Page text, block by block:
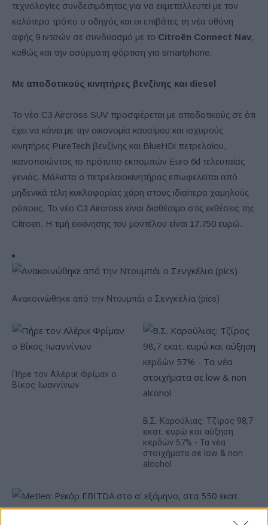
τεχνολογίες συνδεσιμότητας για να εκμεταλλευτεί με τον
καλύτερο τρόπο ο οδηγός και οι επιβάτες τη νέα οθόνη
αφής 9 ιντσών σε συνδυασμό με το Citroën Connect Nav,
καθώς και την ασύρματη φόρτιση για smartphone.
Με αποδοτικούς κινητήρες βενζίνης και diesel
Το νέο C3 Aircross SUV προσφέρεται με αποδοτικούς σε ότι
έχει να κάνει με την οικονομία καυσίμου και ισχυρούς
κινητήρες PureTech βενζίνης και BlueHDi πετρελαίου,
ικανοποιώντας το πρότυπο εκπομπών Euro 6d τελευταίας
γενιάς. Μάλιστα ο πετρελαιοκινητήρας επωφελείται από
μηδενικά τέλη κυκλοφορίας χάρη στους ιδιαίτερα χαμηλούς
ρύπους. Το νέο C3 Aircross είναι διαθέσιμο στις εκθέσεις της
Citroen. Η τιμή εκκίνησης του μοντέλου είναι 17.750 ευρώ.
Ανακοινώθηκε από την Ντουμπάι ο Σενγκέλια (pics)
Πήρε τον Αλέρικ Φρίμαν ο
Βίκος Ιωαννίνων
Β.Σ. Καρούλιας: Τζίρος 98,7
εκατ. ευρώ και αύξηση
κερδών 57% - Τα νέα
στοιχήματα σε low & non
alcohol